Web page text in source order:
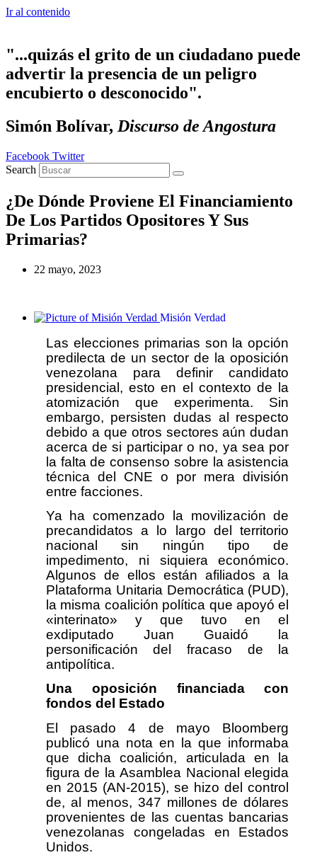
Ir al contenido
"...quizás el grito de un ciudadano puede
advertir la presencia de un peligro
encubierto o desconocido".
Simón Bolívar, Discurso de Angostura
Facebook Twitter
Search
¿De Dónde Proviene El Financiamiento
De Los Partidos Opositores Y Sus
Primarias?
22 mayo, 2023
Misión Verdad
Las elecciones primarias son la opción
predilecta de un sector de la oposición
venezolana para definir candidato
presidencial, esto en el contexto de la
atomización que experimenta. Sin
embargo, persisten dudas al respecto
debido a que otros sectores aún dudan
acerca de si participar o no, ya sea por
la falta de consenso sobre la asistencia
técnica del CNE o por mera división
entre facciones.
Ya ha comenzado la movilización de
precandidatos a lo largo del territorio
nacional sin ningún tipo de
impedimento, ni siquiera económico.
Algunos de ellos están afiliados a la
Plataforma Unitaria Democrática (PUD),
la misma coalición política que apoyó el
«interinato» y que tuvo en el
exdiputado Juan Guaidó la
personificación del fracaso de la
antipolítica.
Una oposición financiada con
fondos del Estado
El pasado 4 de mayo Bloomberg
publicó una nota en la que informaba
que dicha coalición, articulada en la
figura de la Asamblea Nacional elegida
en 2015 (AN-2015), se hizo del control
de, al menos, 347 millones de dólares
provenientes de las cuentas bancarias
venezolanas congeladas en Estados
Unidos.